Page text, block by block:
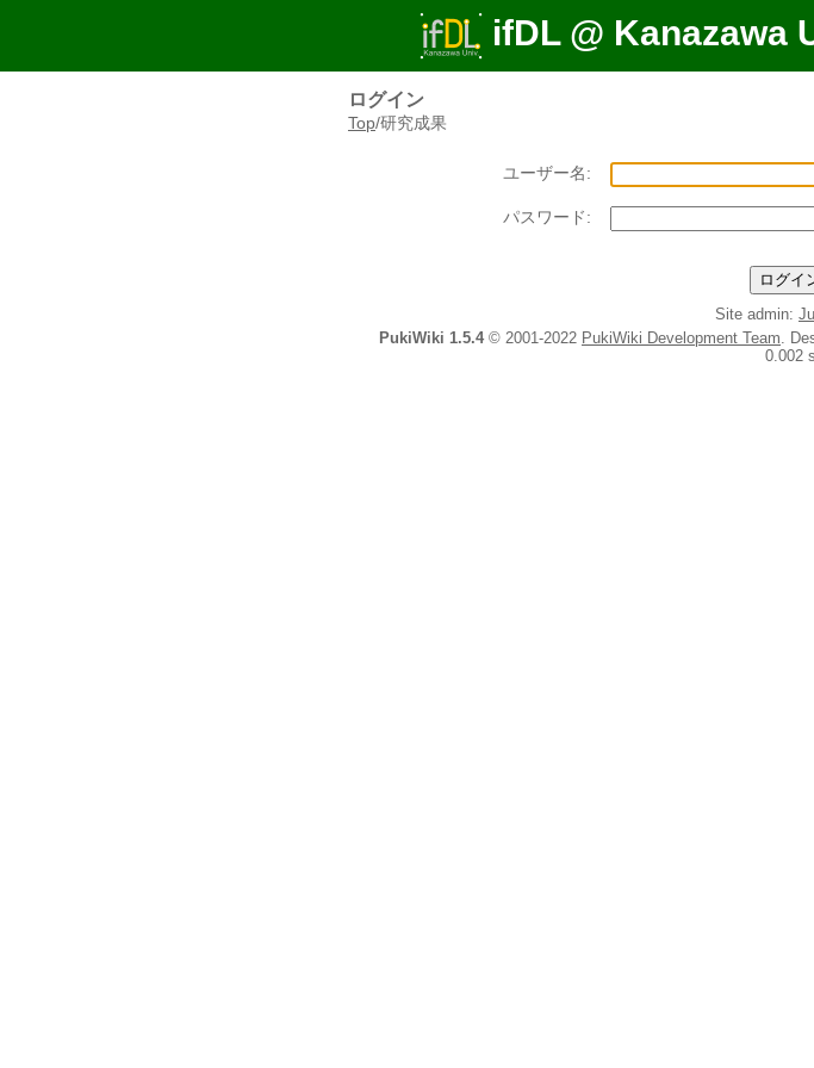
ifDL @ Kanazawa
ログイン
Top/研究成果
ユーザー名:
パスワード:
Site admin:
PukiWiki 1.5.4© 2001-2022 PukiWiki Development Team.
0.002